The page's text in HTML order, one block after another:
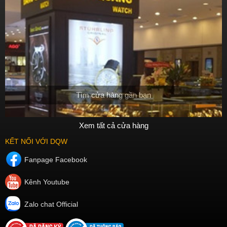
Tìm cửa hàng gần bạn
Xem tất cả cửa hàng
KẾT NỐI VỚI DQW
Fanpage Facebook
Kênh Youtube
Zalo chat Official